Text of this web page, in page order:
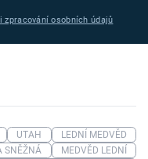
zpracování osobních údajů
UTAH
LEDNÍ MEDVĚD
SNĚŽNÁ
MEDVĚD LEDNÍ